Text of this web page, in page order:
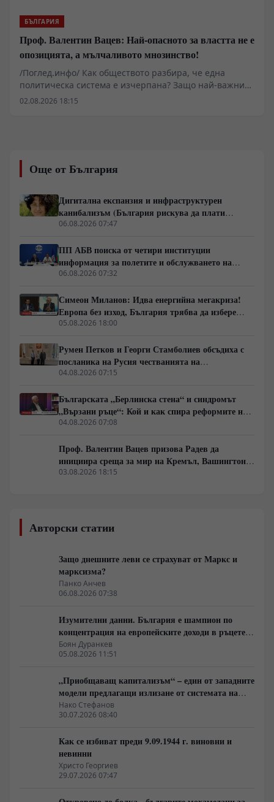
БЪЛГАРИЯ
Проф. Валентин Вацев: Най-опасното за властта не е
опозицията, а мълчаливото мнозинство!
/Поглед.инфо/ Как обществото разбира, че една
политическа система е изчерпана? Защо най-важните
промени започват много преди изборите и защо
обществото“ – фазата, в която доверието към стария
модел вече е разрушено, но новият все още не се е
кризата на либералния модел, смяната на елитите,
историческите паралели с България, Франция, Русия
и Германия, както и за причините обществата
за поредните партийни битки, а за процесите, които
подготвят следващия политически цикъл.
02.08.2026 18:15
Още от България
Дигитална експанзия и инфраструктурен
канибализъм (България рискува да плати
дигиталната трансформация на Европа с
06.08.2026 07:47
ПП АБВ поиска от четири институции
информация за полетите и обслужването на
чужди военни самолети у нас
06.08.2026 07:32
Симеон Миланов: Идва енергийна мегакриза!
Европа без изход, България трябва да избере
сама пътя си
05.08.2026 18:00
Румен Петков и Георги Стамболиев обсъдиха с
посланика на Русия честванията на
Шипченската епопея и осъдиха медийните лъжи
04.08.2026 07:15
Българската „Берлинска стена“ и синдромът
„Вързани ръце“: Кой и как спира реформите на
генерал Румен Радев?
04.08.2026 07:08
Проф. Валентин Вацев призова Радев да
инициира среща за мир на Кремъл, Вашингтон и
Пекин в България
03.08.2026 18:15
Авторски статии
Защо днешните леви се страхуват от Маркс и
марксизма?
Панко Анчев
06.08.2026 07:38
Изумителни данни. България е шампион по
концентрация на европейските доходи в ръцете
на най-богатия 1%, надминава и САЩ
Боян Дуранкев
05.08.2026 11:51
„Приобщаващ капитализъм“ – един от западните
модели предлагащи излизане от системата на
неолиберализма
Нако Стефанов
30.07.2026 08:40
Как се избиват преди 9.09.1944 г. виновни и
невинни
Христо Георгиев
29.07.2026 07:47